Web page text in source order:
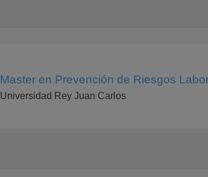
Master en Prevención de Riesgos
Universidad Rey Juan Carlos